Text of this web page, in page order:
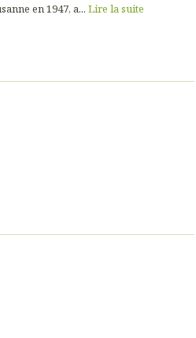
en 1947, a... Lire la suite